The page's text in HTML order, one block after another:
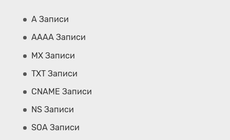
A Записи
AAAA Записи
MX Записи
TXT Записи
CNAME Записи
NS Записи
SOA Записи